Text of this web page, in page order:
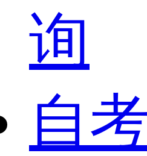
询
自